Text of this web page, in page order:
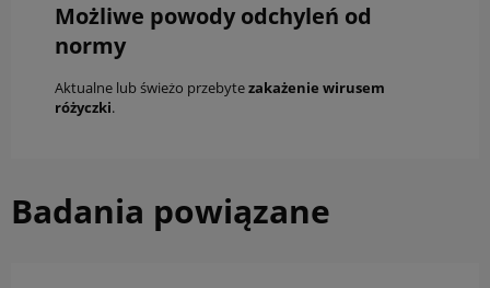
Możliwe powody odchyleń od
normy
Aktualne lub świeżo przebytezakażenie wirusem
różyczki.
Badania powiązane